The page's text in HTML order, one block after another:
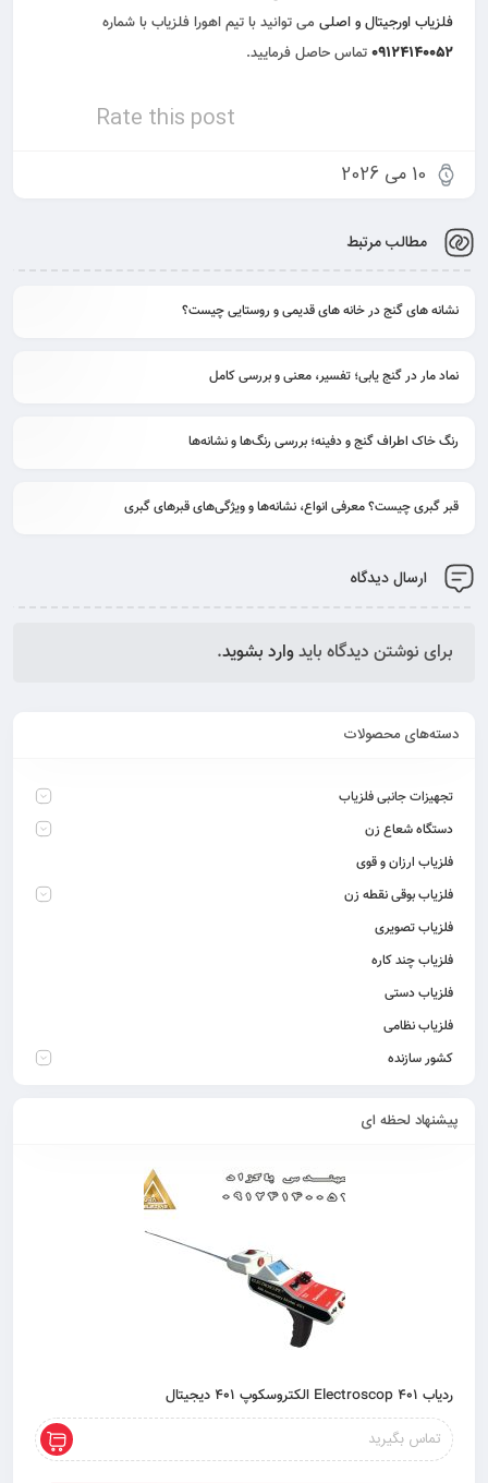
فلزیاب اورجیتال و اصلی می توانید با تیم اهورا فلزیاب با شماره
09124140052 تماس حاصل فرمایید.
Rate this post
10 می 2026
مطالب مرتبط
نشانه های گنج در خانه های قدیمی و روستایی چیست؟
نماد مار در گنج یابی؛ تفسیر، معنی و بررسی کامل
رنگ خاک اطراف گنج و دفینه؛ بررسی رنگ‌ها و نشانه‌ها
قبر گبری چیست؟ معرفی انواع، نشانه‌ها و ویژگی‌های قبرهای گبری
ارسال دیدگاه
برای نوشتن دیدگاه بایدوارد بشوید.
دسته‌های محصولات
تجهیزات جانبی فلزیاب
دستگاه شعاع زن
فلزیاب ارزان و قوی
فلزیاب بوقی نقطه زن
فلزیاب تصویری
فلزیاب چند کاره
فلزیاب دستی
فلزیاب نظامی
کشور سازنده
پیشنهاد لحظه ای
ردیاب 401 Electroscop الکتروسکوپ 401 دیجیتال
تماس بگیرید